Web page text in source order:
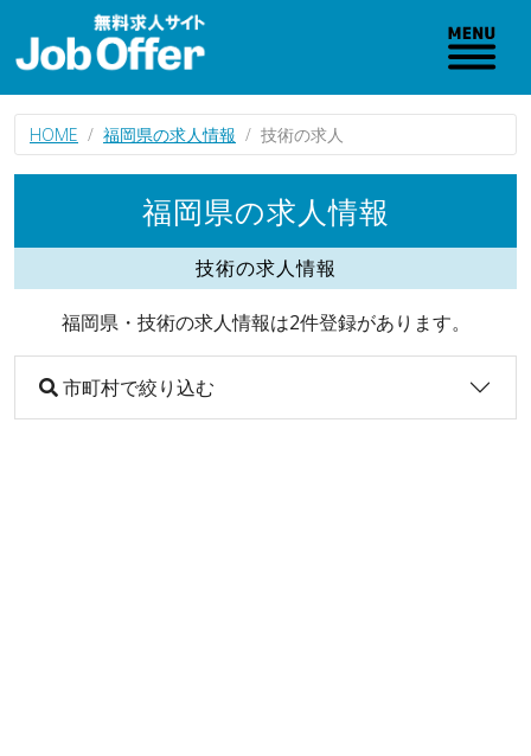
HOME 福岡県の求人情報 技術の求人
福岡県の求人情報
技術の求人情報
福岡県・技術の求人情報は2件登録があります。
市町村で絞り込む